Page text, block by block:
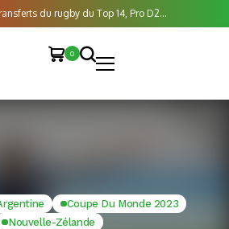
du rugby du Top 14, Pro D2...
0
Coupe Du Monde 2023
Nouvelle-Zélande